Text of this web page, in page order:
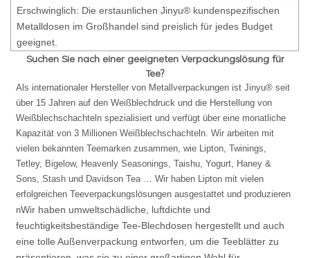
Erschwinglich: Die erstaunlichen Jinyu® kundenspezifischen
Metalldosen im Großhandel sind preislich für jedes Budget
geeignet.
Suchen Sie nach einer geeigneten Verpackungslösung für
Tee?
Als internationaler Hersteller von Metallverpackungen ist Jinyu® seit
über 15 Jahren auf den Weißblechdruck und die Herstellung von
Weißblechschachteln spezialisiert und verfügt über eine monatliche
Kapazität von 3 Millionen Weißblechschachteln. Wir arbeiten mit
vielen bekannten Teemarken zusammen, wie Lipton, Twinings,
Tetley, Bigelow, Heavenly Seasonings, Taishu, Yogurt, Haney &
Sons, Stash und Davidson Tea … Wir haben Lipton mit vielen
erfolgreichen Teeverpackungslösungen ausgestattet und produzieren
nWir haben umweltschädliche, luftdichte und
feuchtigkeitsbeständige Tee-Blechdosen hergestellt und auch
eine tolle Außenverpackung entworfen, um die Teeblätter zu